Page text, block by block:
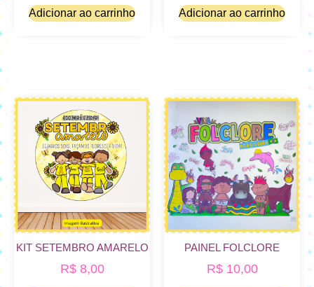
Adicionar ao carrinho Adicionar ao carrinho
KIT SETEMBRO AMARELO
R$8,00
PAINEL FOLCLORE
R$10,00